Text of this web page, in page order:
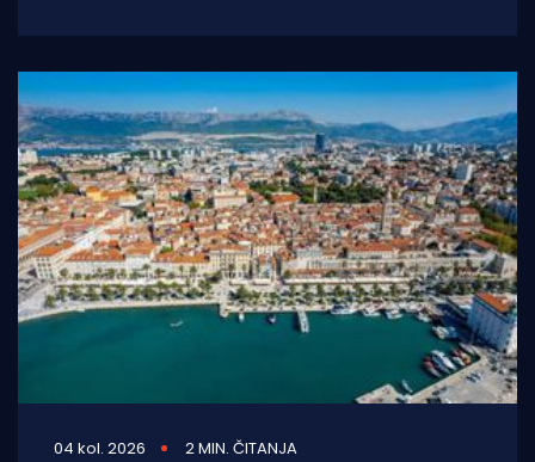
04 kol. 2026 2 MIN. ČITANJA